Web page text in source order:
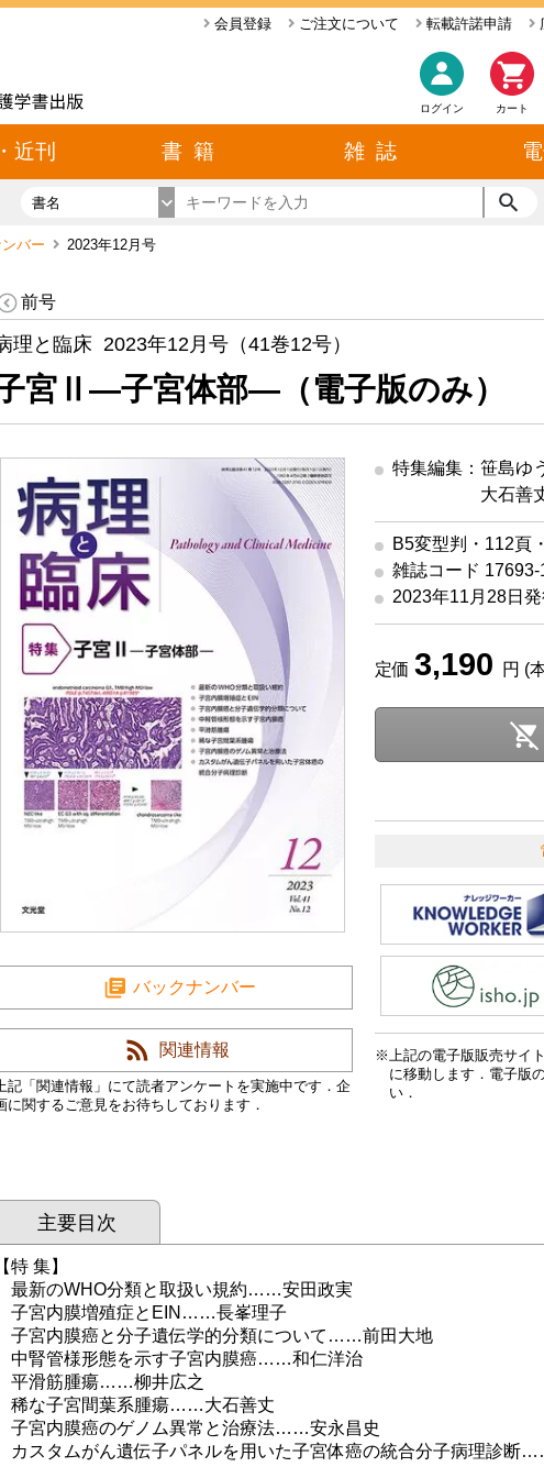
転載許諾申請
ご注文について
会員登録
カート
ログイン
近刊 書 籍 雑 誌
書名
バー 2023年12月号
前号
理と臨床 2023年12月号（41巻12号）
宮Ⅱ―子宮体部―（電子版のみ）
バックナンバー
関連情報
記「関連情報」にて読者アンケートを実施中です．企
に関するご意見をお待ちしております．
特集編集：笹島ゆ
大石善
B5変型判・112頁
雑誌コード 17693-
2023年11月28日
定価 3,190 円 (
上記の電子版販売サイ
に移動します．電子版
い．
主要目次
【特 集】
最新のWHO分類と取扱い規約……安田政実
子宮内膜増殖症とEIN……長峯理子
子宮内膜癌と分子遺伝学的分類について……前田大地
中腎管様形態を示す子宮内膜癌……和仁洋治
平滑筋腫瘍……柳井広之
稀な子宮間葉系腫瘍……大石善丈
子宮内膜癌のゲノム異常と治療法……安永昌史
カスタムがん遺伝子パネルを用いた子宮体癌の統合分子病理診断